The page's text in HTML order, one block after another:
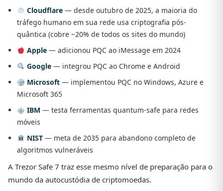
Cloudflare— desde outubro de 2025, a maioria do
tráfego humano em sua rede usa criptografia pós-
quântica (cobre ~20% de todos os sites do mundo)
Apple— adicionou PQC ao iMessage em 2024
Google— integrou PQC ao Chrome e Android
Microsoft— implementou PQC no Windows, Azure e
Microsoft 365
IBM — testa ferramentas quantum-safe para redes
móveis
NIST— meta de 2035 para abandono completo de
algoritmos vulneráveis
A Trezor Safe 7 traz esse mesmo nível de preparação para o
mundo da autocustódia de criptomoedas.